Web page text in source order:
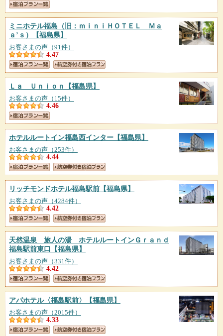
ミニホテル福島（旧：ｍｉｎｉＨＯＴＥＬ Ｍａ
ａ’ｓ）
【福島県】
お客さまの声（91件）
4.47
Ｌａ Ｕｎｉｏｎ 【福島県】
お客さまの声（15件）
4.46
ホテルルートイン福島西インター 【福島県】
お客さまの声（253件）
4.44
リッチモンドホテル福島駅前 【福島県】
お客さまの声（4284件）
4.42
天然温泉 旅人の湯 ホテルルートインＧｒａｎｄ
福島駅前東口
【福島県】
お客さまの声（331件）
4.42
アパホテル〈福島駅前〉 【福島県】
お客さまの声（2015件）
4.33